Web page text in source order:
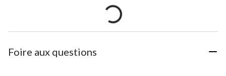
Foire aux questions